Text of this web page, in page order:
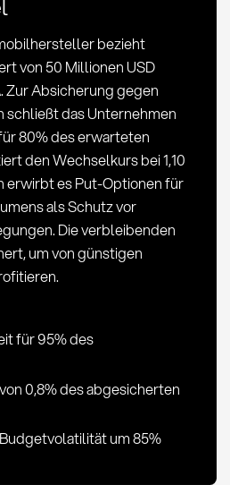
bezieht
von 50 Millionen USD
Zur Absicherung gegen
schließt das Unternehmen
80% des erwarteten
den Wechselkurs bei 1,10
erwirbt es Put-Optionen für
als Schutz vor
Die verbleibenden
um von günstigen
für 95% des
0,8% des abgesicherten
um 85%